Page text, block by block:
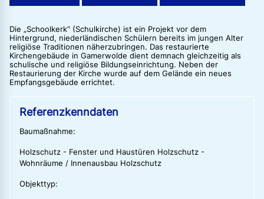
Die „Schoolkerk“ (Schulkirche) ist ein Projekt vor dem
Hintergrund, niederländischen Schülern bereits im jungen Alter
religiöse Traditionen näherzubringen. Das restaurierte
Kirchengebäude in Gamerwolde dient demnach gleichzeitig als
schulische und religiöse Bildungseinrichtung. Neben der
Restaurierung der Kirche wurde auf dem Gelände ein neues
Empfangsgebäude errichtet.
Referenzkenndaten
Baumaßnahme:
Holzschutz - Fenster und Haustüren Holzschutz -
Wohnräume / Innenausbau Holzschutz
Objekttyp: